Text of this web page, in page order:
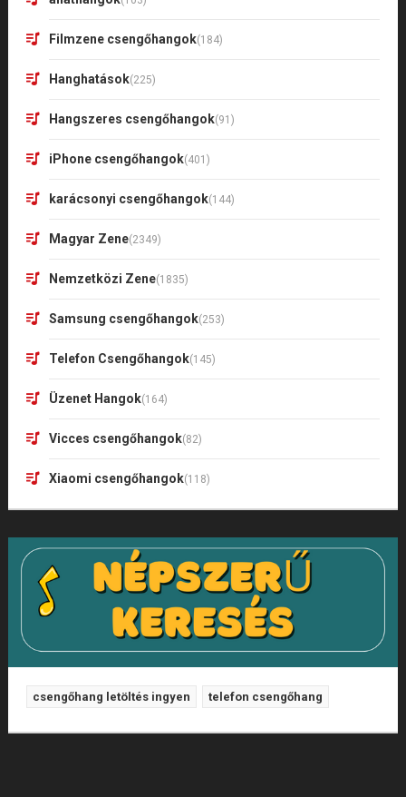
Filmzene csengőhangok(184)
Hanghatások(225)
Hangszeres csengőhangok(91)
iPhone csengőhangok(401)
karácsonyi csengőhangok(144)
Magyar Zene(2349)
Nemzetközi Zene(1835)
Samsung csengőhangok(253)
Telefon Csengőhangok(145)
Üzenet Hangok(164)
Vicces csengőhangok(82)
Xiaomi csengőhangok(118)
csengőhang letöltés ingyen telefon csengőhang